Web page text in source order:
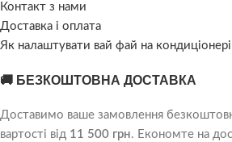
Контакт з нами
Доставка і оплата
Як налаштувати вай фай на
🚚 БЕЗКОШТОВНА ДОСТАВКА
Доставимо ваше замовлення
вартості від 11 500 грн. Економте на